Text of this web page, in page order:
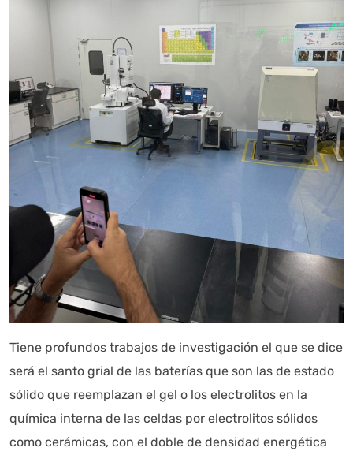
Tiene profundos trabajos de investigación el que se dice
será el santo grial de las baterías que son las de estado
sólido que reemplazan el gel o los electrolitos en la
química interna de las celdas por electrolitos sólidos
como cerámicas, con el doble de densidad energética